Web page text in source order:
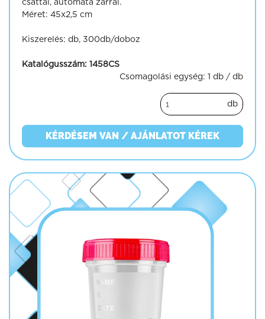
csattal, automata zárral.
Méret: 45x2,5 cm
Kiszerelés: db, 300db/doboz
Katalógusszám: 1458CS
Csomagolási egység: 1 db / db
db
KÉRDÉSEM VAN / AJÁNLATOT KÉREK